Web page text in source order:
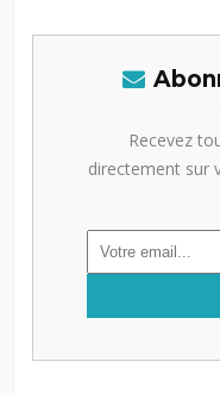
Recevez
directement sur